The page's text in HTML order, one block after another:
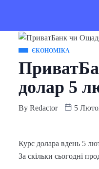
ЄКОНОМІКА
долар 5
By Redactor 5
Курс долара вдень 5
За скільки сьогодні